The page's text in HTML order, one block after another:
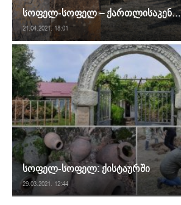
სოფელ-სოფელ – ქართლისაკენ…
21.04.2021. 18:01
სოფელ-სოფელ: ქისტაურში
29.03.2021. 12:44